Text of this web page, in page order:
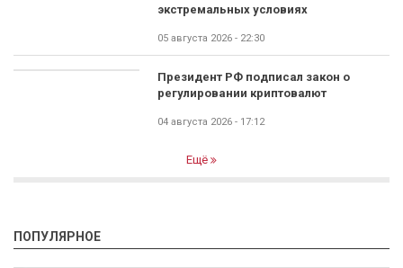
экстремальных условиях
05 августа 2026 - 22:30
Президент РФ подписал закон о
регулировании криптовалют
04 августа 2026 - 17:12
Ещё
ПОПУЛЯРНОЕ